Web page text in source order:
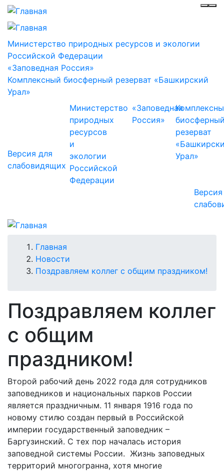
Министерство природных ресурсов и экологии
Российской Федерации
«Заповедная Россия»
Комплексный биосферный резерват «Башкирский
Урал»
Версия для
слабовидящих
Министерство
природных
ресурсов
и
экологии
Российской
Федерации
«Заповедная
Россия»
резерват
Урал»
Строка
навигации
Главная
Новости
Поздравляем коллег с общим праздником!
Поздравляем коллег
с общим
праздником!
Второй рабочий день 2022 года для сотрудников
заповедников и национальных парков России
является праздничным. 11 января 1916 года по
новому стилю создан первый в Российской
империи государственный заповедник –
Баргузинский. С тех пор началась история
заповедной системы России. Жизнь заповедных
территорий многогранна, хотя многие